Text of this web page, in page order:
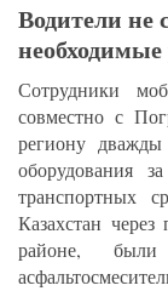
Водители не
Сотрудники
совместно с
региону
оборудования
транспортных
Казахстан
районе,